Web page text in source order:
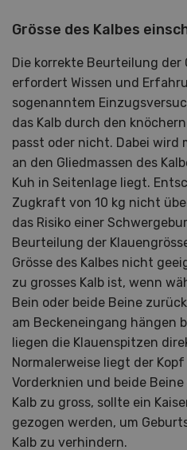
Grösse des Kalbes
Die korrekte Beurteilung der
erfordert Wissen und
sogenanntem
das Kalb durch den
passt oder nicht. Dabei wird
an den Gliedmassen des
Kuh in Seitenlage liegt.
Zugkraft von 10 kg nicht
das Risiko einer
Beurteilung der
Grösse des Kalbes nicht
zu grosses Kalb ist, wenn
Bein oder beide Beine
am Beckeneingang hängen
liegen die Klauenspitzen
Normalerweise liegt der
Vorderknien und beide
Kalb zu gross, sollte ein
gezogen werden, um
Kalb zu verhindern.